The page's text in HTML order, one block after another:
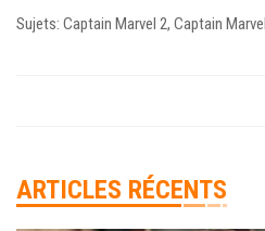
Sujets: Captain Marvel 2, Captain Marvel
ARTICLES RÉCENTS